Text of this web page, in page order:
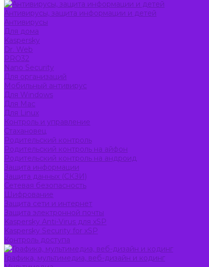
Антивирусы, защита информации и детей
Антивирусы
Для дома
Kaspersky
Dr. Web
PRO32
Nano Security
Для организаций
Мобильный антивирус
Для Windows
Для Mac
Для Linux
Контроль и управление
Стахановец
Родительский контроль
Родительский контроль на айфон
Родительский контроль на андроид
Защита информации
Защита данных (СКЗИ)
Сетевая безопасность
Шифрование
Защита сети и интернет
Защита электронной почты
Kaspersky Anti-Virus для xSP
Kaspersky Security for xSP
Контроль доступа
Графика, мультимедиа, веб-дизайн и кодинг